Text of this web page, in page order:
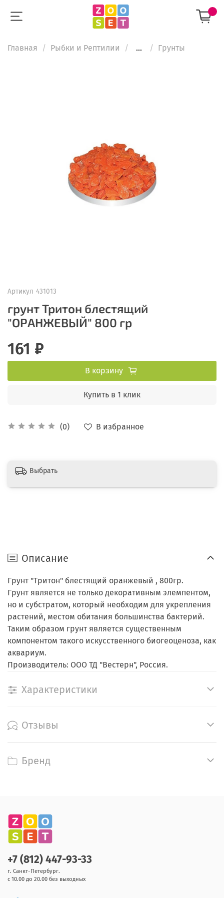
Главная Рыбки и Рептилии ... Грунты
Артикул 431013
грунт Тритон блестящий
"ОРАНЖЕВЫЙ" 800 гр
(0) В избранное
161 ₽
В корзину
Купить в 1 клик
Выбрать
Описание
Грунт "Тритон" блестящий оранжевый , 800гр.
Грунт является не только декоративным элемпентом,
но и субстратом, который необходим для укрепления
растений, местом обитания большинства бактерий.
Таким образом грунт является существенным
компонентом такого искусственного биогеоценоза, как
аквариум.
Производитель: ООО ТД "Вестерн", Россия.
Характеристики
Отзывы
Бренд
+7 (812) 447-93-33
г. Санкт-Петербург.
с 10.00 до 20.00 без выходных